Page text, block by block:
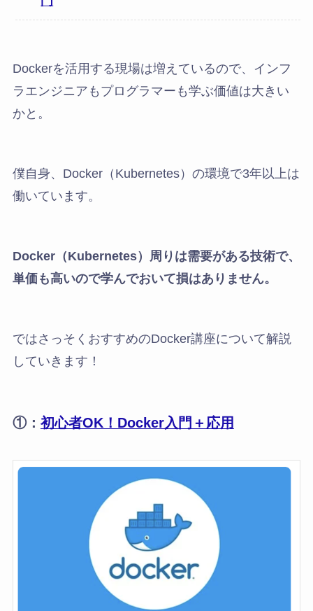
Dockerを活用する現場は増えているので、インフ
ラエンジニアもプログラマーも学ぶ価値は大きい
かと。
僕自身、Docker（Kubernetes）の環境で3年以上は
働いています。
Docker（Kubernetes）周りは需要がある技術で、
単価も高いので学んでおいて損はありません。
ではさっそくおすすめのDocker講座について解説
していきます！
①： 初心者OK！Docker入門＋応用